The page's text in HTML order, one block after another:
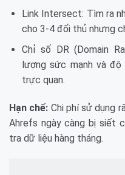
Link Intersect: Tìm ra
cho 3-4 đối thủ nhưng
Chỉ số DR (Domain
lượng sức mạnh và
trực quan.
Hạn chế: Chi phí sử dụng
Ahrefs ngày càng bị siết
tra dữ liệu hàng tháng.